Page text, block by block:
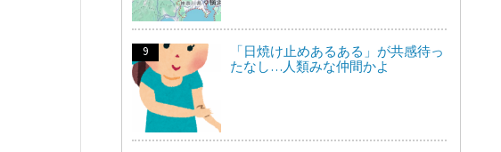
「日焼け止めあるある」が共感待っ
たなし…人類みな仲間かよ